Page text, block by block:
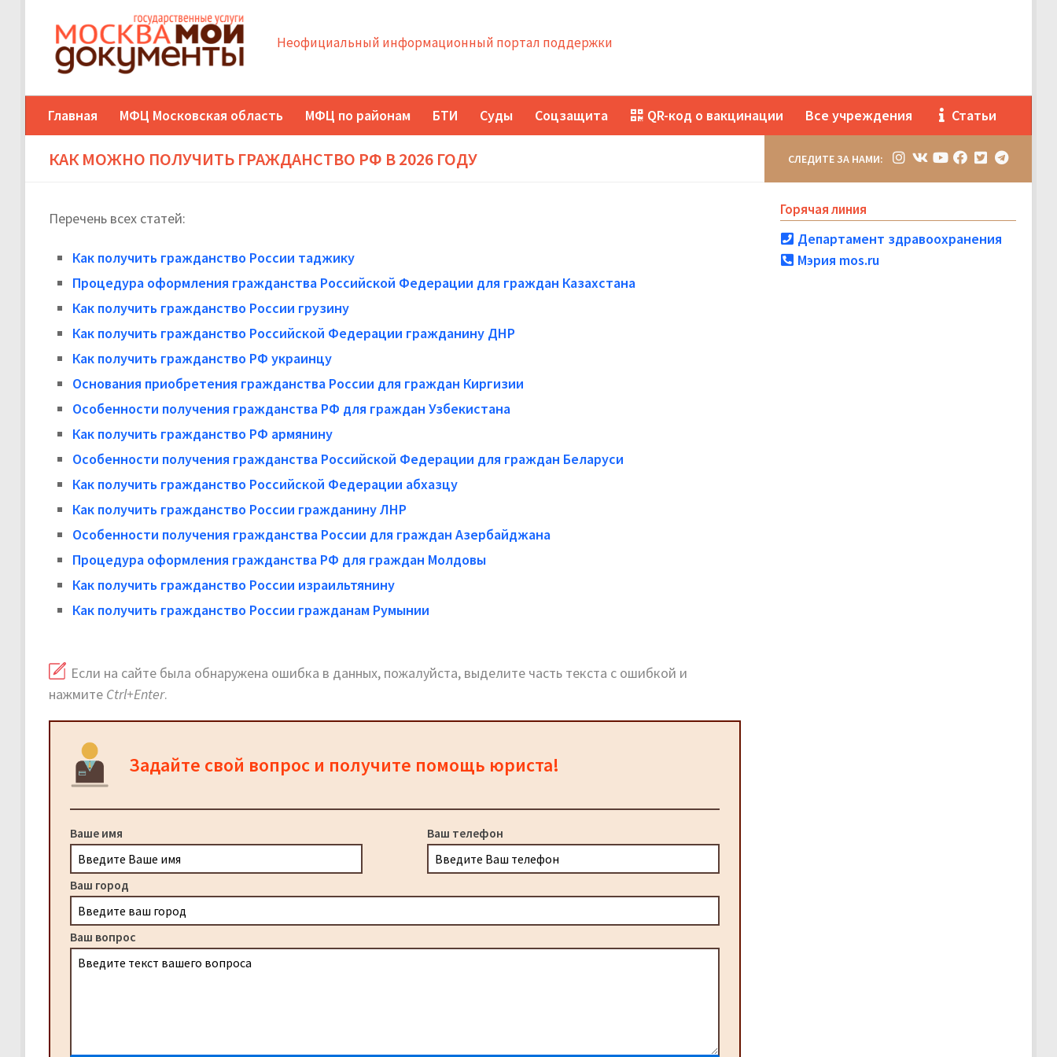
Неофициальный информационный портал поддержки
Главная МФЦ Московская область МФЦ по районам БТИ Суды Соцзащита QR-код о вакцинации Все учреждения Статьи
КАК МОЖНО ПОЛУЧИТЬ ГРАЖДАНСТВО РФ В 2026 ГОДУ
Перечень всех статей:
Как получить гражданство России таджику
Процедура оформления гражданства Российской Федерации для граждан Казахстана
Как получить гражданство России грузину
Как получить гражданство Российской Федерации гражданину ДНР
Как получить гражданство РФ украинцу
Основания приобретения гражданства России для граждан Киргизии
Особенности получения гражданства РФ для граждан Узбекистана
Как получить гражданство РФ армянину
Особенности получения гражданства Российской Федерации для граждан Беларуси
Как получить гражданство Российской Федерации абхазцу
Как получить гражданство России гражданину ЛНР
Особенности получения гражданства России для граждан Азербайджана
Процедура оформления гражданства РФ для граждан Молдовы
Как получить гражданство России израильтянину
Как получить гражданство России гражданам Румынии
Если на сайте была обнаружена ошибка в данных, пожалуйста, выделите часть текста с ошибкой и
нажмите Ctrl+Enter.
Задайте свой вопрос и получите помощь юриста!
Ваше имя Ваш телефон
Ваш город
Ваш вопрос
СЛЕДИТЕ ЗА НАМИ:
Горячая линия
Департамент здравоохранения
Мэрия mos.ru